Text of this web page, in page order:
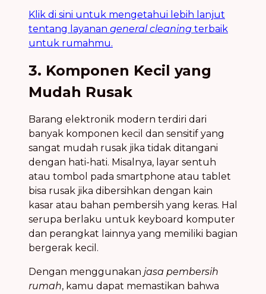
Klik di sini untuk mengetahui lebih lanjut
tentang layanan general cleaning terbaik
untuk rumahmu.
3. Komponen Kecil yang
Mudah Rusak
Barang elektronik modern terdiri dari
banyak komponen kecil dan sensitif yang
sangat mudah rusak jika tidak ditangani
dengan hati-hati. Misalnya, layar sentuh
atau tombol pada smartphone atau tablet
bisa rusak jika dibersihkan dengan kain
kasar atau bahan pembersih yang keras. Hal
serupa berlaku untuk keyboard komputer
dan perangkat lainnya yang memiliki bagian
bergerak kecil.
Dengan menggunakan jasa pembersih
rumah, kamu dapat memastikan bahwa